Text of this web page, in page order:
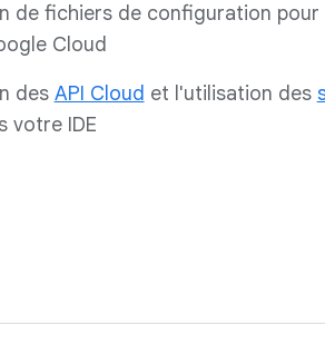
de fichiers de configuration pour
Cloud
des API Cloud et l'utilisation des
votre IDE